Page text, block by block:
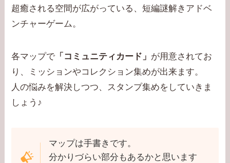
超癒される空間が広がっている、短編謎解きアドベ
ンチャーゲーム。
各マップで 「コミュニティカード」 が用意されてお
り、ミッションやコレクション集めが出来ます。
人の悩みを解決しつつ、スタンプ集めをしていきま
しょう♪
マップは手書きです。
分かりづらい部分もあるかと思います